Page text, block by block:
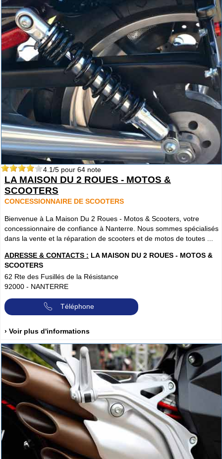
4.1/5 pour 64 note
LA MAISON DU 2 ROUES - MOTOS &
SCOOTERS
CONCESSIONNAIRE DE SCOOTERS
Bienvenue à La Maison Du 2 Roues - Motos & Scooters, votre
concessionnaire de confiance à Nanterre. Nous sommes spécialisés
dans la vente et la réparation de scooters et de motos de toutes ...
ADRESSE & CONTACTS : LA MAISON DU 2 ROUES - MOTOS &
SCOOTERS
62 Rte des Fusillés de la Résistance
92000 - NANTERRE
Téléphone
› Voir plus d'informations